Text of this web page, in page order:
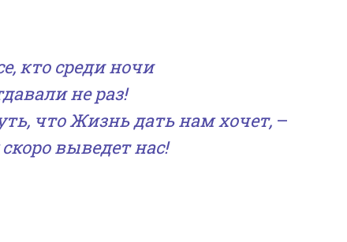
кто среди ночи
не раз!
что Жизнь дать нам хочет, –
выведет нас!